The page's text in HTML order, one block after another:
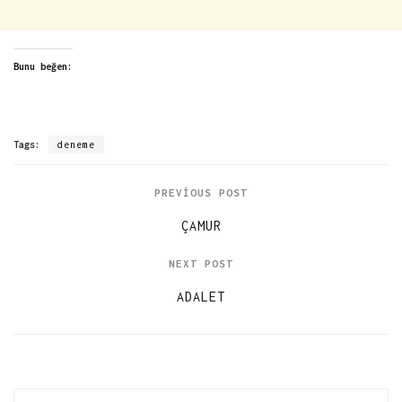
Bunu beğen:
Tags: deneme
PREVIOUS POST
ÇAMUR
NEXT POST
ADALET